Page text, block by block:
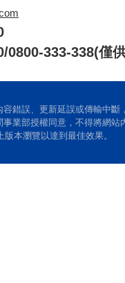
0800-333-338(僅
錯誤、更新延誤或傳輸中
業部授權同意，不得將網站
本瀏覽以達到最佳效果。